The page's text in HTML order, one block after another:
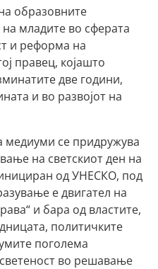
образовните
на младите во сферата
и реформа на
правец, којашто
две години,
и во развојот на
медиуми се придружува
на светскиот ден на
од УНЕСКО, под
е двигател на
и бара од властите,
политичките
поголема
во решавање